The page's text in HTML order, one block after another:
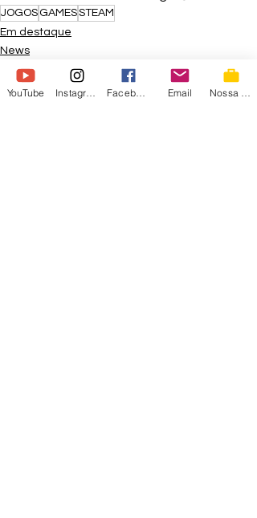
JOGOS GAMESSTEAM
Em destaque
News
Games
YouTube Email